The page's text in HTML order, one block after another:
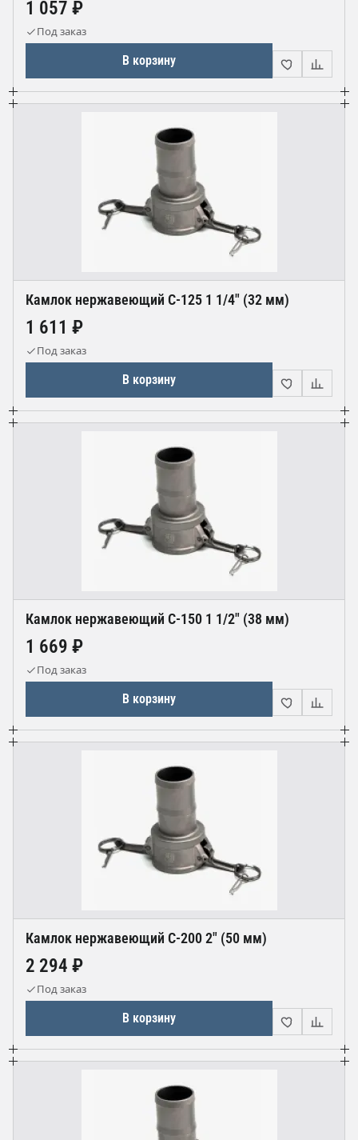
1 057 ₽
Под заказ
В корзину
Камлок нержавеющий С-125 1 1/4" (32 мм)
1 611 ₽
Под заказ
В корзину
Камлок нержавеющий С-150 1 1/2" (38 мм)
1 669 ₽
Под заказ
В корзину
Камлок нержавеющий С-200 2" (50 мм)
2 294 ₽
Под заказ
В корзину